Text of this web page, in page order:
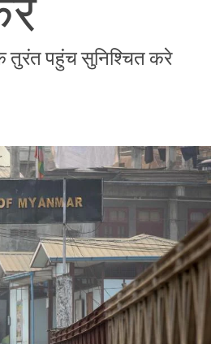
तुरंत पहुंच सुनिश्चित करे